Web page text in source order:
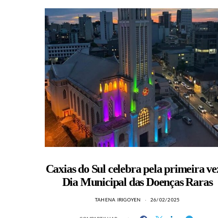
Caxias do Sul celebra pela primeira
Dia Municipal das Doenças Raras
TAHENA IRIGOYEN 26/02/2025